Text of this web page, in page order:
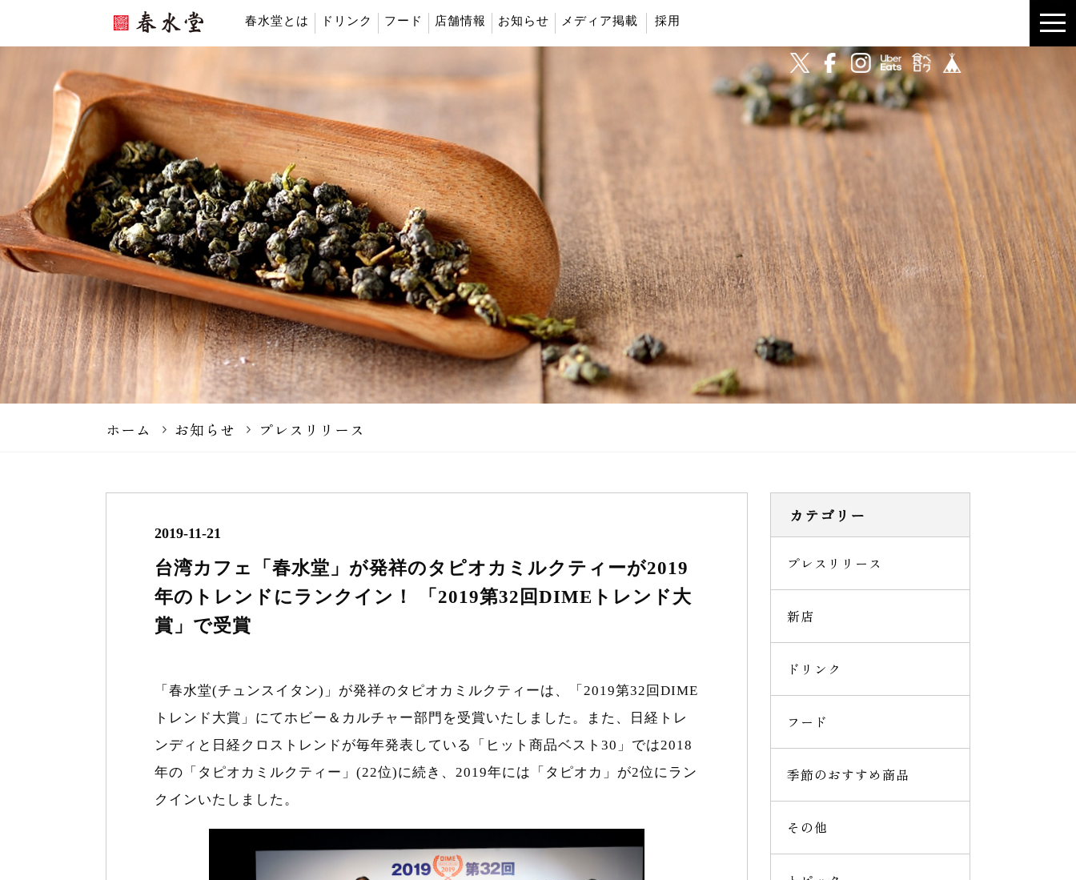
春水堂とは ドリンク フード 店舗情報 お知らせ メディア掲載 採用
ホーム お知らせ プレスリリース
2019-11-21
台湾カフェ「春水堂」が発祥のタピオカミルクティーが2019
年のトレンドにランクイン！ 「2019第32回DIMEトレンド大
賞」で受賞
「春水堂(チュンスイタン)」が発祥のタピオカミルクティーは、「2019第32回DIME
トレンド大賞」にてホビー＆カルチャー部門を受賞いたしました。また、日経トレ
ンディと日経クロストレンドが毎年発表している「ヒット商品ベスト30」では2018
年の「タピオカミルクティー」(22位)に続き、2019年には「タピオカ」が2位にラン
クインいたしました。
カテゴリー
プレスリリース
新店
ドリンク
フード
季節のおすすめ商品
その他